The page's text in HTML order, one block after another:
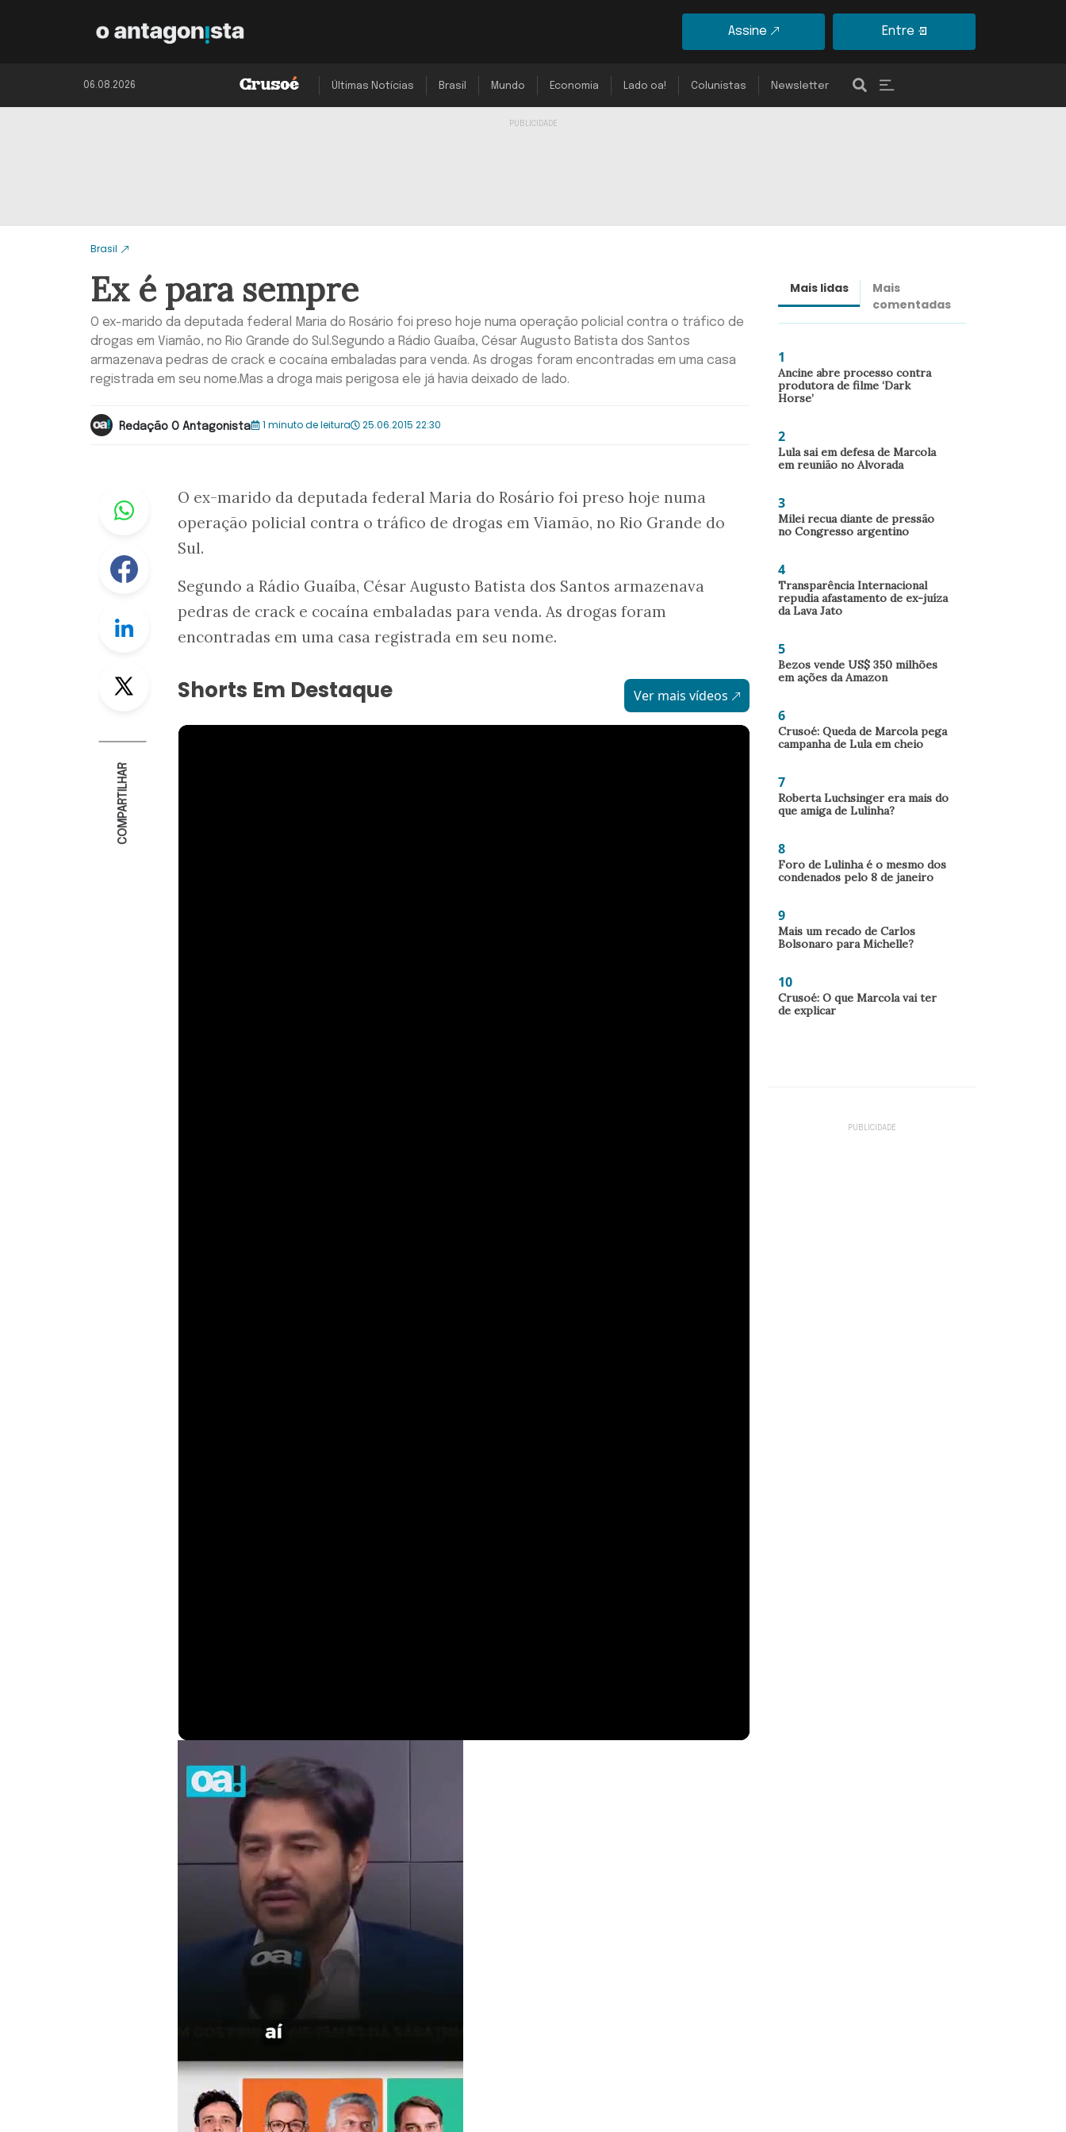
Assine Entre
06.08.2026 Últimas Notícias Brasil Mundo Economia Lado oa! Colunistas Newsletter
Brasil
Ex é para sempre
O ex-marido da deputada federal Maria do Rosário foi preso hoje numa operação policial contra o tráfico de
drogas em Viamão, no Rio Grande do Sul.Segundo a Rádio Guaíba, César Augusto Batista dos Santos
armazenava pedras de crack e cocaína embaladas para venda. As drogas foram encontradas em uma casa
registrada em seu nome.Mas a droga mais perigosa ele já havia deixado de lado.
Redação O Antagonista 1 minuto de leitura 25.06.2015 22:30
Whastapp
Facebook
Linkedin
COMPARTILHAR
O ex-marido da deputada federal Maria do Rosário foi preso hoje numa
operação policial contra o tráfico de drogas em Viamão, no Rio Grande do
Sul.
Segundo a Rádio Guaíba, César Augusto Batista dos Santos armazenava
pedras de crack e cocaína embaladas para venda. As drogas foram
encontradas em uma casa registrada em seu nome.
Shorts Em Destaque Ver mais vídeos
Mais lidas
Mais
comentadas
1
Ancine abre processo contra
produtora de filme ‘Dark
Horse’
2
Lula sai em defesa de Marcola
em reunião no Alvorada
3
Milei recua diante de pressão
no Congresso argentino
4
Transparência Internacional
repudia afastamento de ex-juíza
da Lava Jato
5
Bezos vende US$ 350 milhões
em ações da Amazon
6
Crusoé: Queda de Marcola pega
campanha de Lula em cheio
7
Roberta Luchsinger era mais do
que amiga de Lulinha?
8
Foro de Lulinha é o mesmo dos
condenados pelo 8 de janeiro
9
Mais um recado de Carlos
Bolsonaro para Michelle?
10
Crusoé: O que Marcola vai ter
de explicar